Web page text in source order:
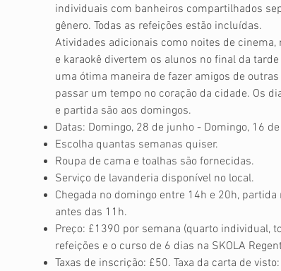
individuais com banheiros compartilhados
gênero. Todas as refeições estão incluídas.
Atividades adicionais como noites de cinema,
e karaokê divertem os alunos no final da tarde
uma ótima maneira de fazer amigos de
passar um tempo no coração da cidade. Os
e partida são aos domingos.
Datas: Domingo, 28 de junho - Domingo, 16
Escolha quantas semanas quiser.
Roupa de cama e toalhas são fornecidas.
Serviço de lavanderia disponível no local.
Chegada no domingo entre 14h e 20h, partida
antes das 11h.
Preço: £1390 por semana (quarto individual,
refeições e o curso de 6 dias na SKOLA
Taxas de inscrição: £50. Taxa da carta de